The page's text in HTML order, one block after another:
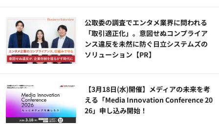
公​​取委の調査でエンタメ業界に問われる
「取引適正化」。意図せぬコンプライア
ンス違反を未然に防ぐ日立システムズの
ソリューション​【PR】
【3月18日(水)開催】メディアの未来を考
える「Media Innovation Conference 20
26」申し込み開始！